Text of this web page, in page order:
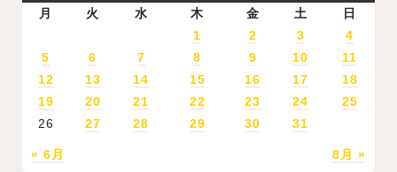
月
火 水 木 金 土 日
« 6月 8月 »
1 2 3
4
5
6 7 8 9 10
11
12
13 14 15 16 17
18
19
20 21 22 23 24
25
26
27 28 29 30 31